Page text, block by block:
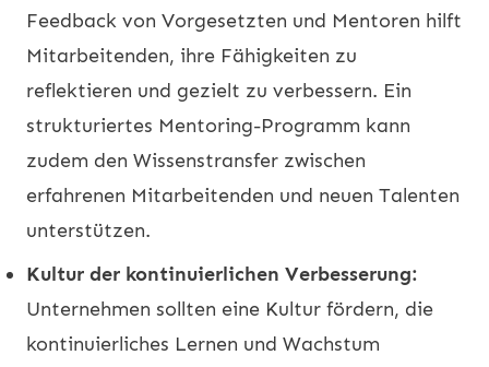
Feedback von Vorgesetzten und Mentoren hilft
Mitarbeitenden, ihre Fähigkeiten zu
reflektieren und gezielt zu verbessern. Ein
strukturiertes Mentoring-Programm kann
zudem den Wissenstransfer zwischen
erfahrenen Mitarbeitenden und neuen Talenten
unterstützen.
Kultur der kontinuierlichen Verbesserung:
Unternehmen sollten eine Kultur fördern, die
kontinuierliches Lernen und Wachstum